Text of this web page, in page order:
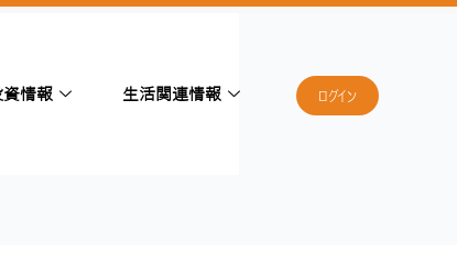
資情報 生活関連情報 ログイン